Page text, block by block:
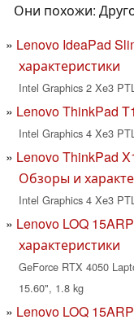
Они похожи:
Lenovo IdeaPad
характеристики
Intel Graphics 2 Xe3
Lenovo ThinkPad
Intel Graphics 4 Xe3
Lenovo ThinkPad
Обзоры и
Intel Graphics 4 Xe3
Lenovo LOQ
характеристики
GeForce RTX 4050
15.60", 1.8 kg
Lenovo LOQ